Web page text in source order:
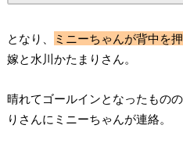
となり、 ミニーちゃんが背中を
嫁と水川かたまりさん。
晴れてゴールインとなったもの
りさんにミニーちゃんが連絡。